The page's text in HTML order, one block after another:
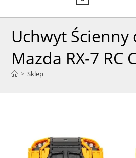
Uchwyt Ścienny
Mazda RX-7 RC
> Sklep